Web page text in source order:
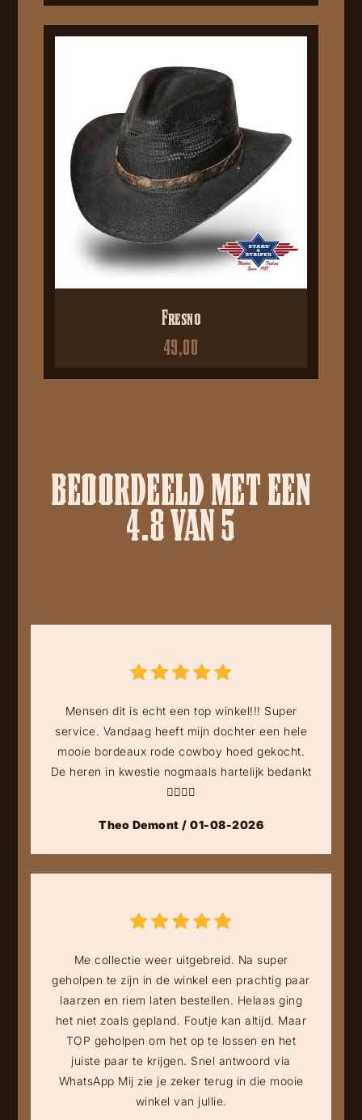
Fresno
49,00
BEOORDEELD MET EEN
4.8 VAN 5
Mensen dit is echt een top winkel!!! Super
service. Vandaag heeft mijn dochter een hele
mooie bordeaux rode cowboy hoed gekocht.
De heren in kwestie nogmaals hartelijk bedankt
👍🏻👍🏻
Theo Demont / 01-08-2026
Me collectie weer uitgebreid. Na super
geholpen te zijn in de winkel een prachtig paar
laarzen en riem laten bestellen. Helaas ging
het niet zoals gepland. Foutje kan altijd. Maar
TOP geholpen om het op te lossen en het
juiste paar te krijgen. Snel antwoord via
WhatsApp Mij zie je zeker terug in die mooie
winkel van jullie.